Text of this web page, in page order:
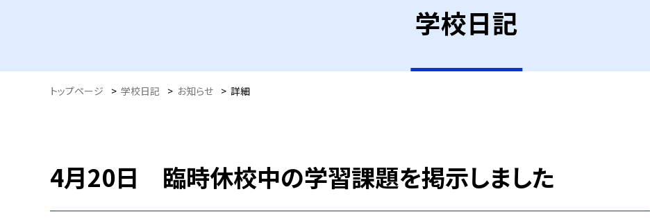
学校日記
トップページ > 学校日記 > お知らせ > 詳細
4月20日 臨時休校中の学習課題を掲示しました